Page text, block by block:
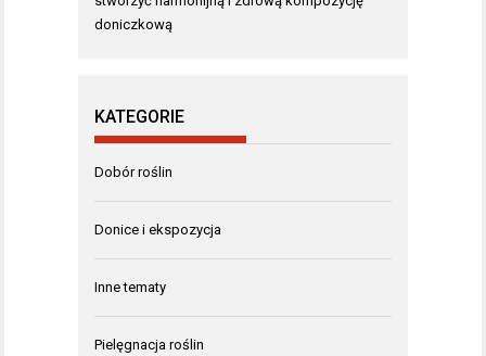
doniczkową
KATEGORIE
Dobór roślin
Donice i ekspozycja
Inne tematy
Pielęgnacja roślin